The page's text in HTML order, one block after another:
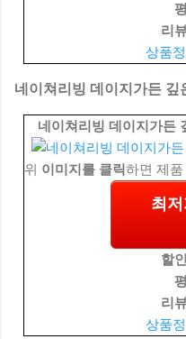
리
상품
네이쳐리빙 데이지가든 깊
네이쳐리빙 데이지가든
위 이미지를 클릭하면 제
최
할
리
상품